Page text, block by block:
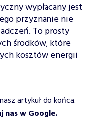
wypłacany jest
przyznanie nie
To prosty
środków, które
kosztów energii
artykuł do końca.
nas w Google.